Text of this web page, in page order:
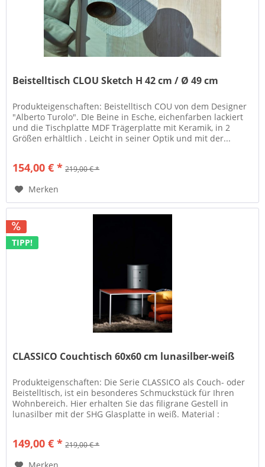
Beistelltisch CLOU Sketch H 42 cm / Ø 49 cm
Produkteigenschaften: Beistelltisch COU von dem Designer
"Alberto Turolo". DIe Beine in Esche, eichenfarben lackiert
und die Tischplatte MDF Trägerplatte mit Keramik, in 2
Größen erhältlich . Leicht in seiner Optik und mit der...
154,00 € * 219,00 € *
Merken
TIPP!
CLASSICO Couchtisch 60x60 cm lunasilber-weiß
Produkteigenschaften: Die Serie CLASSICO als Couch- oder
Beistelltisch, ist ein besonderes Schmuckstück für Ihren
Wohnbereich. Hier erhalten Sie das filigrane Gestell in
lunasilber mit der SHG Glasplatte in weiß. Material :
149,00 € * 219,00 € *